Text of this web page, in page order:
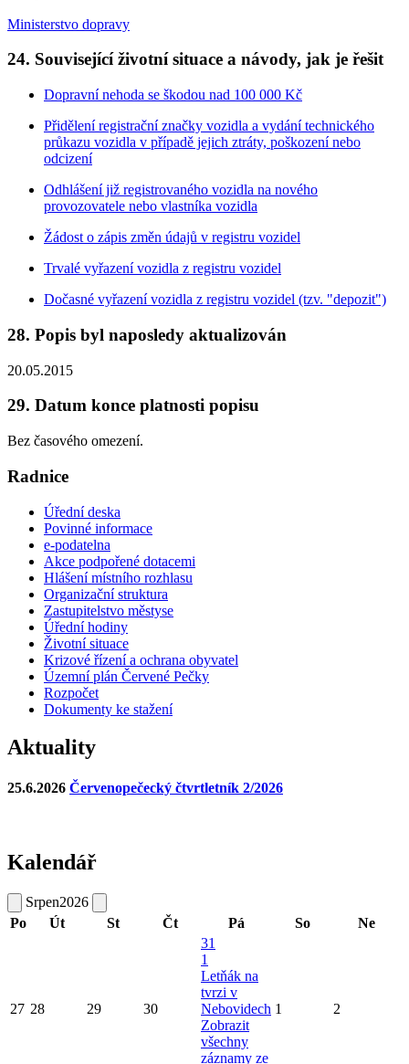
Ministerstvo dopravy
24. Související životní situace a návody, jak je řešit
Dopravní nehoda se škodou nad 100 000 Kč
Přidělení registrační značky vozidla a vydání technického
průkazu vozidla v případě jejich ztráty, poškození nebo
odcizení
Odhlášení již registrovaného vozidla na nového
provozovatele nebo vlastníka vozidla
Žádost o zápis změn údajů v registru vozidel
Trvalé vyřazení vozidla z registru vozidel
Dočasné vyřazení vozidla z registru vozidel (tzv. "depozit")
28. Popis byl naposledy aktualizován
20.05.2015
29. Datum konce platnosti popisu
Bez časového omezení.
Radnice
Úřední deska
Povinné informace
e-podatelna
Akce podpořené dotacemi
Hlášení místního rozhlasu
Organizační struktura
Zastupitelstvo městyse
Úřední hodiny
Životní situace
Krizové řízení a ochrana obyvatel
Územní plán Červené Pečky
Rozpočet
Dokumenty ke stažení
Aktuality
25.6.2026 Červenopečecký čtvrtletník 2/2026
Kalendář
Srpen2026
Po
Út St Čt Pá So Ne
27 28 29 30
31
1
Letňák na
tvrzi v
Nebovidech
Zobrazit
všechny
záznamy ze
1 2